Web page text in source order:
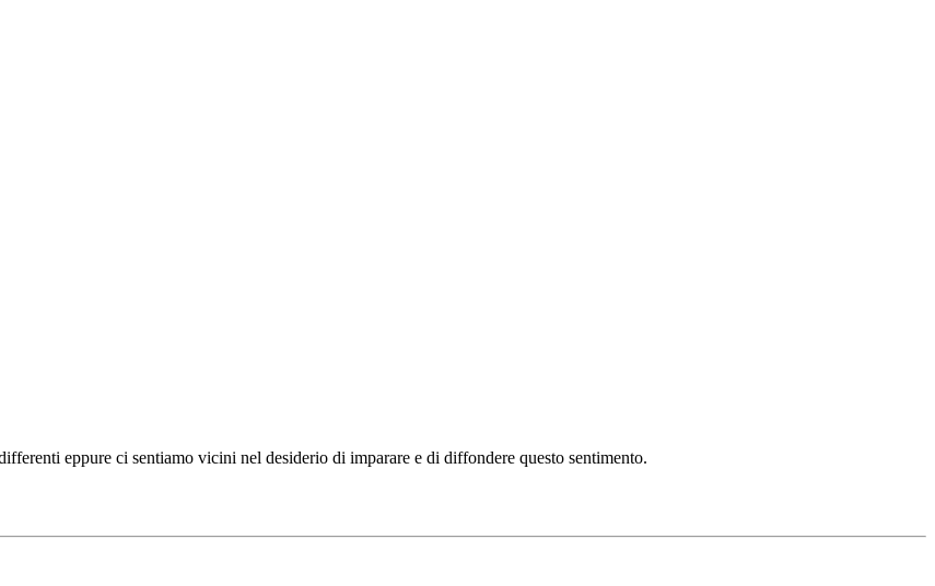
eppure ci sentiamo vicini nel desiderio di imparare e di diffondere questo sentimento.